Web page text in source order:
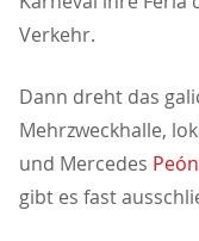
Verkehr.
Dann dreht das
Mehrzweckhalle,
und Mercedes Peón
gibt es fast